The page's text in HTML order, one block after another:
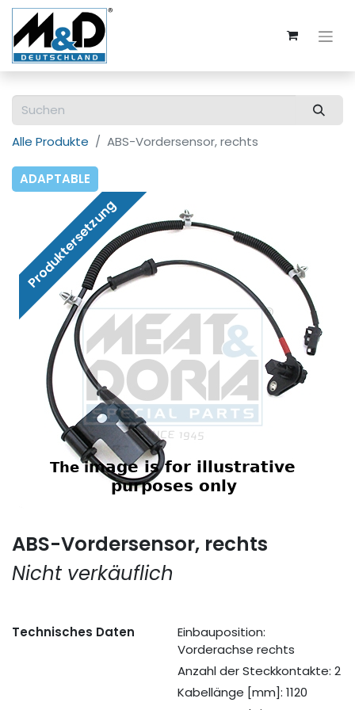
Alle Produkte ABS-Vordersensor, rechts
ADAPTABLE
Produktersetzung
ABS-Vordersensor, rechts
Nicht verkäuflich
Technisches Daten
Einbauposition:
Vorderachse rechts
Anzahl der Steckkontakte: 2
Kabellänge [mm]: 1120